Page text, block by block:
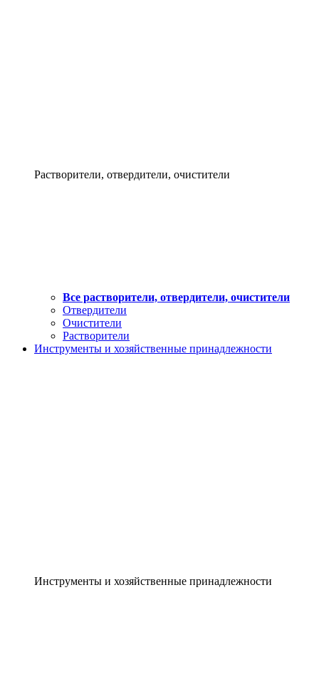
Растворители, отвердители, очистители
Все растворители, отвердители, очистители
Отвердители
Очистители
Растворители
Инструменты и хозяйственные принадлежности
Инструменты и хозяйственные принадлежности